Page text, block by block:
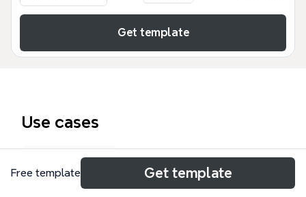
Get template
Use cases
Class notes
Free template Get template